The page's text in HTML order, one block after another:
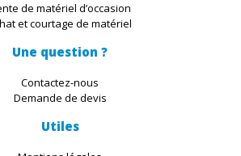
de matériel d’occasion
et courtage de matériel
Une question ?
Contactez-nous
Demande de devis
Utiles